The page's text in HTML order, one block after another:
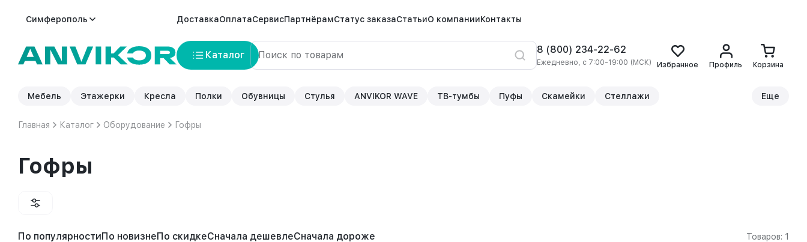
Симферополь ДоставкаОплатаСервисПартнёрамСтатус заказаСтатьиО компанииКонтакты
Каталог 8 (800) 234-22-62
Ежедневно, с 7:00-19:00 (МСК) Избранное Профиль Корзина
Мебель Этажерки Кресла Полки Обувницы Стулья ANVIKOR WAVE ТВ-тумбы Пуфы Скамейки Стеллажи Еще
Главная Каталог Оборудование Гофры
Гофры
По популярностиПо новизнеПо скидкеСначала дешевлеСначала дороже Товаров: 1